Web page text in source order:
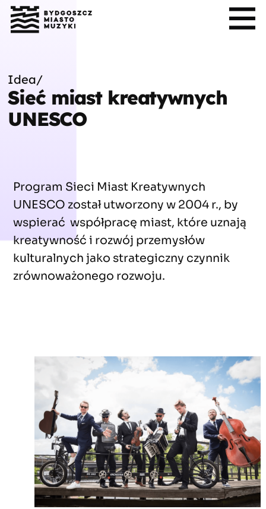
Idea/
Sieć miast kreatywnych
UNESCO
Program Sieci Miast Kreatywnych
UNESCO został utworzony w 2004 r., by
wspierać współpracę miast, które uznają
kreatywność i rozwój przemysłów
kulturalnych jako strategiczny czynnik
zrównoważonego rozwoju.